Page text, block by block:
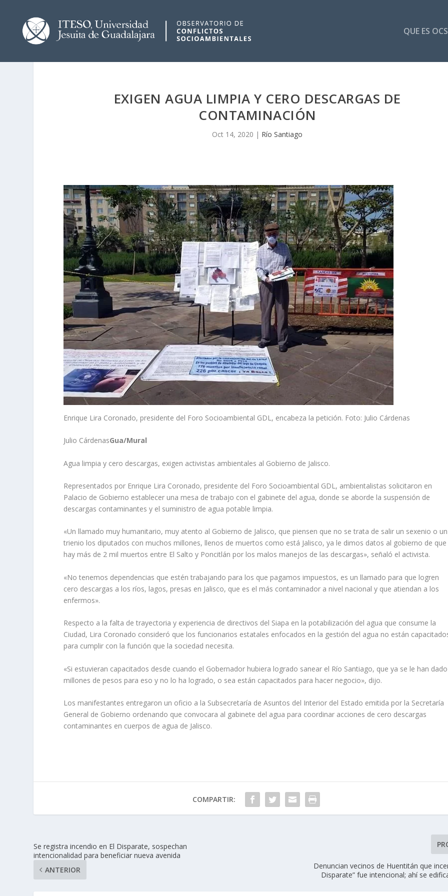
QUE ES
EXIGEN AGUA LIMPIA Y CERO DESCARGAS DE
CONTAMINACIÓN
Oct 14, 2020 | Río Santiago
Enrique Lira Coronado, presidente del Foro Socioambiental GDL, encabeza la petición. Foto: Julio Cárdenas
Julio CárdenasGua/Mural
Agua limpia y cero descargas, exigen activistas ambientales al Gobierno de Jalisco.
Representados por Enrique Lira Coronado, presidente del Foro Socioambiental GDL, ambientalistas solicitaron en
Palacio de Gobierno establecer una mesa de trabajo con el gabinete del agua, donde se aborde la suspensión de
descargas contaminantes y el suministro de agua potable limpia.
«Un llamado muy humanitario, muy atento al Gobierno de Jalisco, que piensen que no se trata de salir un sexenio o un
trienio los diputados con muchos millones, llenos de muertos como está Jalisco, ya le dimos datos al gobierno de que
hay más de 2 mil muertos entre El Salto y Poncitlán por los malos manejos de las descargas», señaló el activista.
«No tenemos dependencias que estén trabajando para los que pagamos impuestos, es un llamado para que logren
cero descargas a los ríos, lagos, presas en Jalisco, que es el más contaminador a nivel nacional y que atiendan a los
enfermos».
Respecto a la falta de trayectoria y experiencia de directivos del Siapa en la potabilización del agua que consume la
Ciudad, Lira Coronado consideró que los funcionarios estatales enfocados en la gestión del agua no están
para cumplir con la función que la sociedad necesita.
«Si estuvieran capacitados desde cuando el Gobernador hubiera logrado sanear el Río Santiago, que ya se le han dado
millones de pesos para eso y no lo ha logrado, o sea están capacitados para hacer negocio», dijo.
Los manifestantes entregaron un oficio a la Subsecretaría de Asuntos del Interior del Estado emitida por la Secretaría
General de Gobierno ordenando que convocara al gabinete del agua para coordinar acciones de cero descargas
contaminantes en cuerpos de agua de Jalisco.
COMPARTIR:
Se registra incendio en El Disparate, sospechan
intencionalidad para beneficiar nueva avenida
ANTERIOR
Denuncian vecinos de Huentitán que
Disparate” fue intencional; ahí se